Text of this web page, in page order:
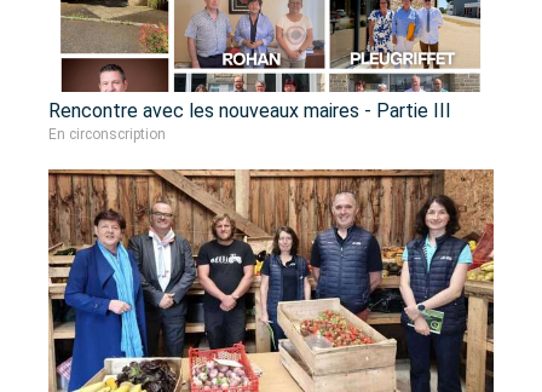
Rencontre avec les nouveaux maires - Partie III
En circonscription